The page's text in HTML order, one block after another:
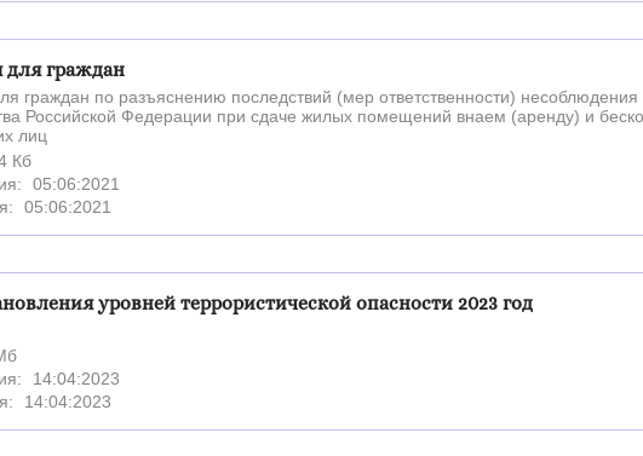
граждан
граждан по разъяснению последствий (мер ответственности) несоблюдения
Российской Федерации при сдаче жилых помещений внаем (аренду) и
лиц
Кб
05:06:2021
05:06:2021
уровней террористической опасности 2023 год
14:04:2023
14:04:2023